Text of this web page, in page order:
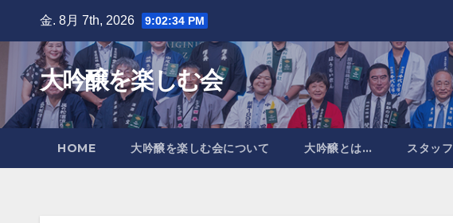
content
金. 8月 7th, 2026 9:02:36 PM
大吟醸を楽しむ会
HOME 大吟醸を楽しむ会について 大吟醸とは… スタッフ